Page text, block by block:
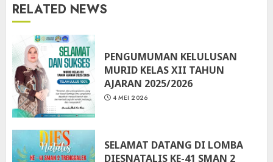
RELATED NEWS
PENGUMUMAN KELULUSAN
MURID KELAS XII TAHUN
AJARAN 2025/2026
4 MEI 2026
SELAMAT DATANG DI LOMBA
DIESNATALIS KE-41 SMAN 2